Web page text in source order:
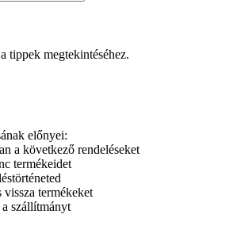
tippek megtekintéséhez.
előnyei:
a következő rendeléseket
termékeidet
vissza termékeket
szállítmányt